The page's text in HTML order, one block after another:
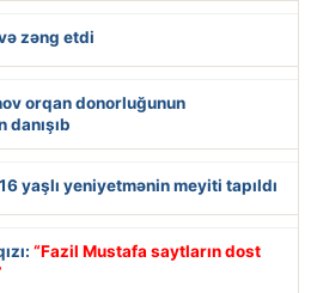
zəng etdi
orqan donorluğunun
yaşlı yeniyetmənin meyiti tapıldı
“Fazil Mustafa saytların dost